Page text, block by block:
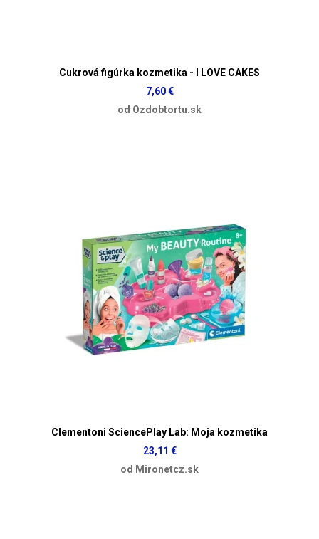
Cukrová figúrka kozmetika - I LOVE CAKES
7,60 €
od Ozdobtortu.sk
Clementoni SciencePlay Lab: Moja kozmetika
23,11 €
od Mironetcz.sk